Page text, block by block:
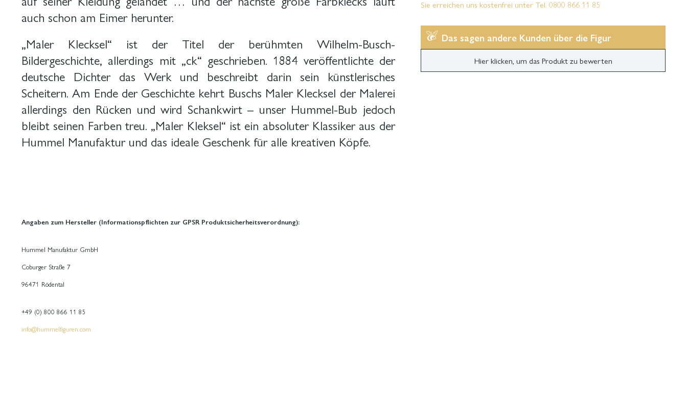
auch schon am Eimer herunter.
„Maler Klecksel“ ist der Titel der berühmten Wilhelm-Busch-
Bildergeschichte, allerdings mit „ck“ geschrieben. 1884 veröffentlichte der
deutsche Dichter das Werk und beschreibt darin sein künstlerisches
Scheitern. Am Ende der Geschichte kehrt Buschs Maler Klecksel der Malerei
allerdings den Rücken und wird Schankwirt – unser Hummel-Bub jedoch
bleibt seinen Farben treu. „Maler Kleksel“ ist ein absoluter Klassiker aus der
Hummel Manufaktur und das ideale Geschenk für alle kreativen Köpfe.
Angaben zum Hersteller (Informationspflichten zur GPSR Produktsicherheitsverordnung):
Hummel Manufaktur GmbH
Coburger Straße 7
96471 Rödental
+49 (0) 800 866 11 85
info@hummelfiguren.com
Sie erreichen uns kostenfrei unter Tel. 0800 866 11 85
Das sagen andere Kunden über die Figur
Hier klicken, um das Produkt zu bewerten